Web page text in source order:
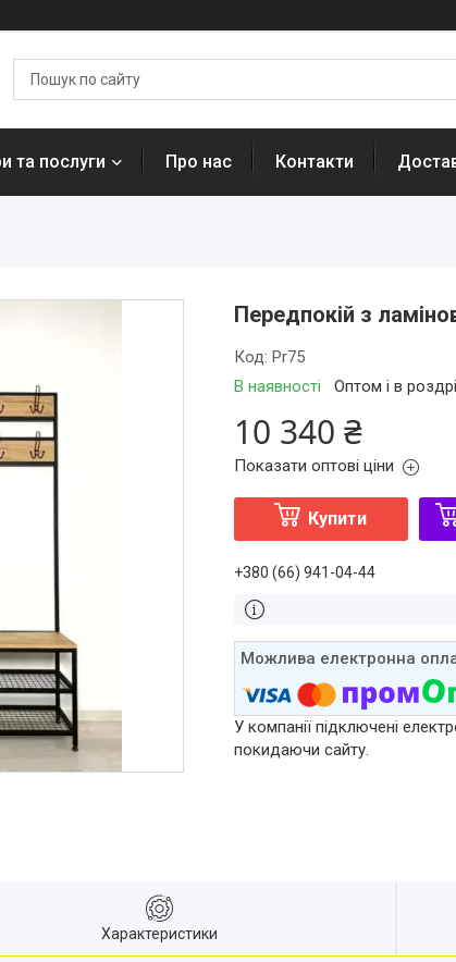
та послуги Про нас Контакти
Передпокій з
В наявності Оптом і в
Код: Pr75
10 340 ₴
Показати оптові ціни
Купити
+380 (66) 941-04-44
У компанії підключені
покидаючи сайту.
Характеристики